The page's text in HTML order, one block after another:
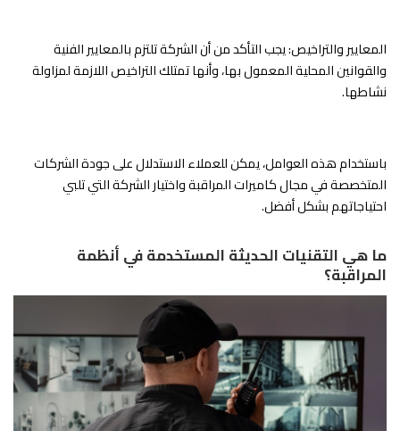
المعايير والتراخيص: يجب التأكد من أن الشركة تلتزم بالمعايير الفنية
والقوانين المحلية المعمول بها، وأنها تمتلك التراخيص اللازمة لمزاولة
نشاطها.
باستخدام هذه العوامل، يمكن للعملاء الاستدلال على جودة الشركات
المتخصصة في مجال كاميرات المراقبة واختيار الشركة التي تلبي
احتياجاتهم بشكل أفضل.
ما هي التقنيات الحديثة المستخدمة في أنظمة
المراقبة؟